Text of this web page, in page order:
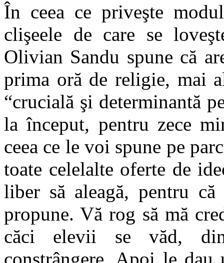
În ceea ce priveşte
clişeele de care se
Olivian Sandu spune că
prima oră de religie, mai
“crucială şi determinantă
la început, pentru zece
ceea ce le voi spune pe
toate celelalte oferte de
liber să aleagă, pentru
propune. Vă rog să mă
căci elevii se văd,
constrângere. Apoi le dau